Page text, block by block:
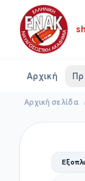
Αρχική
Αρχική σελίδα